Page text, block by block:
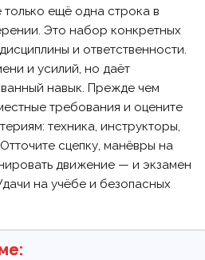
только ещё одна строка в
Это набор конкретных
и ответственности.
и усилий, но даёт
навык. Прежде чем
требования и оцените
техника, инструкторы,
сцепку, манёвры на
движение — и экзамен
на учёбе и безопасных